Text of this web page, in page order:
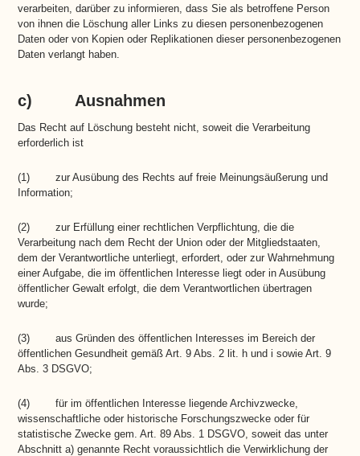
verarbeiten, darüber zu informieren, dass Sie als betroffene Person
von ihnen die Löschung aller Links zu diesen personenbezogenen
Daten oder von Kopien oder Replikationen dieser personenbezogenen
Daten verlangt haben.
c) Ausnahmen
Das Recht auf Löschung besteht nicht, soweit die Verarbeitung
erforderlich ist
(1) zur Ausübung des Rechts auf freie Meinungsäußerung und
Information;
(2) zur Erfüllung einer rechtlichen Verpflichtung, die die
Verarbeitung nach dem Recht der Union oder der Mitgliedstaaten,
dem der Verantwortliche unterliegt, erfordert, oder zur Wahrnehmung
einer Aufgabe, die im öffentlichen Interesse liegt oder in Ausübung
öffentlicher Gewalt erfolgt, die dem Verantwortlichen übertragen
wurde;
(3) aus Gründen des öffentlichen Interesses im Bereich der
öffentlichen Gesundheit gemäß Art. 9 Abs. 2 lit. h und i sowie Art. 9
Abs. 3 DSGVO;
(4) für im öffentlichen Interesse liegende Archivzwecke,
wissenschaftliche oder historische Forschungszwecke oder für
statistische Zwecke gem. Art. 89 Abs. 1 DSGVO, soweit das unter
Abschnitt a) genannte Recht voraussichtlich die Verwirklichung der